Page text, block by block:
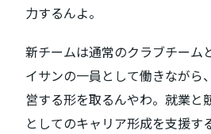
力するんよ。
新チームは通常のクラブチーム
イサンの一員として働きながら
営する形を取るんやわ。就業と
としてのキャリア形成を支援す